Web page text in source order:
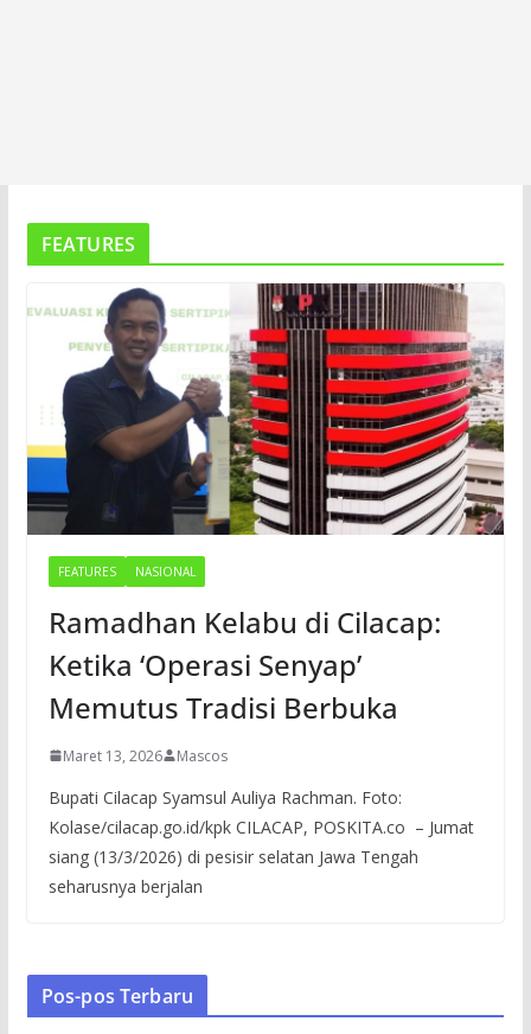
FEATURES
FEATURES NASIONAL
Ramadhan Kelabu di Cilacap:
Ketika ‘Operasi Senyap’
Memutus Tradisi Berbuka
Maret 13, 2026 Mascos
Bupati Cilacap Syamsul Auliya Rachman. Foto:
Kolase/cilacap.go.id/kpk CILACAP, POSKITA.co – Jumat
siang (13/3/2026) di pesisir selatan Jawa Tengah
seharusnya berjalan
Pos-pos Terbaru